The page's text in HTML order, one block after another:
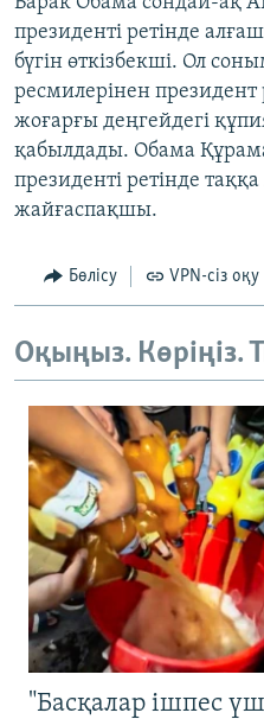
to
Search
ӘЛЕМ
АРНАЙЫ ЖОБАЛАР
Русский
ЖАЗЫЛЫҢЫЗ
президенті ретінде
бүгін өткізбекші. Ол
ресмилерінен президент
жоғарғы деңгейдегі
қабылдады. Обама
президенті ретінде
жайғаспақшы.
Бөлісу VPN-сіз оқу
Оқыңыз. Көріңіз.
"Басқалар ішпес